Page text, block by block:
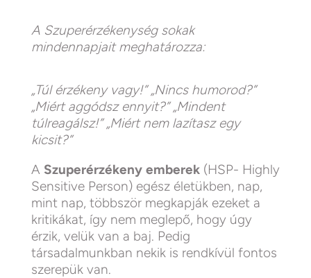
A Szuperérzékenység sokak
mindennapjait meghatározza:
„Túl érzékeny vagy!” „Nincs humorod?”
„Miért aggódsz ennyit?” „Mindent
túlreagálsz!” „Miért nem lazítasz egy
kicsit?”
A Szuperérzékeny emberek(HSP- Highly
Sensitive Person) egész életükben, nap,
mint nap, többször megkapják ezeket a
kritikákat, így nem meglepő, hogy úgy
érzik, velük van a baj. Pedig
társadalmunkban nekik is rendkívül fontos
szerepük van.